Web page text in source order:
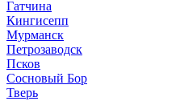
Гатчина
Кингисепп
Мурманск
Петрозаводск
Псков
Сосновый Бор
Тверь